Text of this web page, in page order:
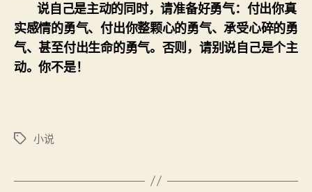
说自己是主动的同时，请准备好勇气：付出你真
实感情的勇气、付出你整颗心的勇气、承受心碎的勇
气、甚至付出生命的勇气。否则，请别说自己是个主
动。你不是！
标
小说